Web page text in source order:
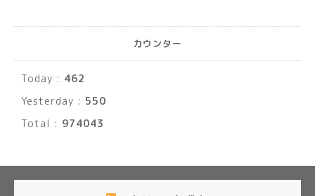
カウンター
Today : 462
Yesterday : 550
Total : 974043